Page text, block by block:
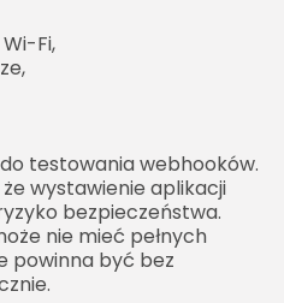
Fi,
testowania webhooków.
wystawienie aplikacji
bezpieczeństwa.
nie mieć pełnych
powinna być bez